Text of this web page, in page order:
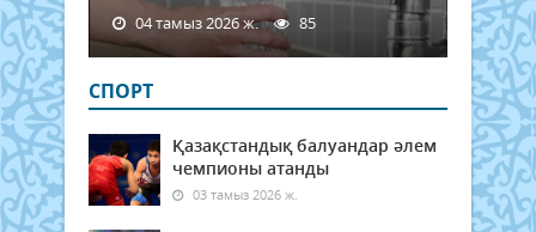
04 тамыз 2026 ж. 85
СПОРТ
Қазақстандық балуандар әлем
чемпионы атанды
03 тамыз 2026 ж.